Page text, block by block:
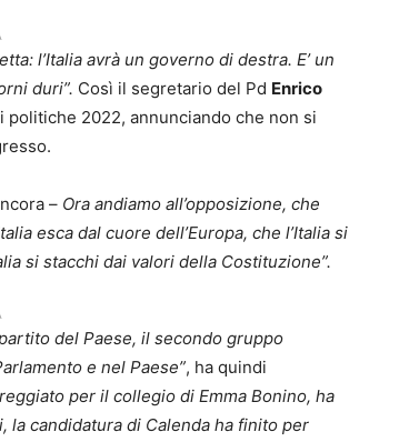
l’Italia avrà un governo di destra. E’ un
duri”. Così il segretario del Pd Enrico
politiche 2022, annunciando che non si
– Ora andiamo all’opposizione, che
esca dal cuore dell’Europa, che l’Italia si
si stacchi dai valori della Costituzione”.
del Paese, il secondo gruppo
e nel Paese”, ha quindi
per il collegio di Emma Bonino, ha
la candidatura di Calenda ha finito per